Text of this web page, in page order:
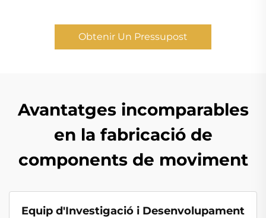
Obtenir Un Pressupost
Avantatges incomparables
en la fabricació de
components de moviment
Equip d'Investigació i Desenvolupament